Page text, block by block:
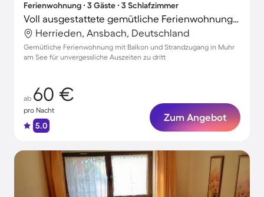
Ferienwohnung ∙ 3 Gäste ∙ 3 Schlafzimmer
Voll ausgestattete gemütliche Ferienwohnung mit Terrasse
Herrieden, Ansbach, Deutschland
Gemütliche Ferienwohnung mit Balkon und Strandzugang in Muhr
am See für unvergessliche Auszeiten zu dritt
ab 60 €
pro Nacht
5.0
Zum Angebot